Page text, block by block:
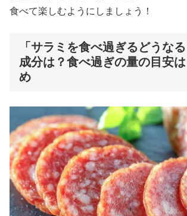
食べて楽しむようにしましょう！
「サラミを食べ過ぎるどうな
成分は？食べ過ぎの量の目安
め